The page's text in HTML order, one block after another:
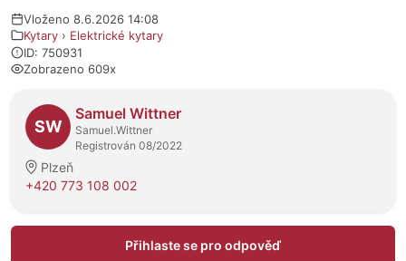
Vloženo 8.6.2026 14:08
Kytary › Elektrické kytary
ID: 750931
Zobrazeno 609x
O prodejci
SW
Samuel Wittner
Samuel.Wittner
Registrován 08/2022
Plzeň
+420 773 108 002
Přihlaste se pro odpověď